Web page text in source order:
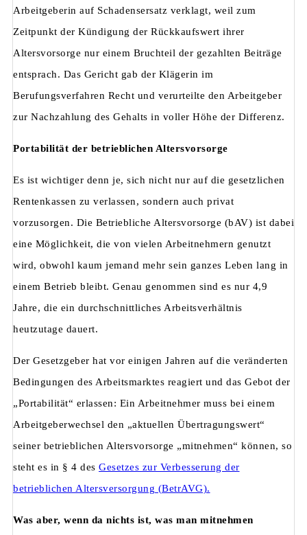
Arbeitgeberin auf Schadensersatz verklagt, weil zum
Zeitpunkt der Kündigung der Rückkaufswert ihrer
Altersvorsorge nur einem Bruchteil der gezahlten Beiträge
entsprach. Das Gericht gab der Klägerin im
Berufungsverfahren Recht und verurteilte den Arbeitgeber
zur Nachzahlung des Gehalts in voller Höhe der Differenz.
Portabilität der betrieblichen Altersvorsorge
Es ist wichtiger denn je, sich nicht nur auf die gesetzlichen
Rentenkassen zu verlassen, sondern auch privat
vorzusorgen. Die Betriebliche Altersvorsorge (bAV) ist dabei
eine Möglichkeit, die von vielen Arbeitnehmern genutzt
wird, obwohl kaum jemand mehr sein ganzes Leben lang in
einem Betrieb bleibt. Genau genommen sind es nur 4,9
Jahre, die ein durchschnittliches Arbeitsverhältnis
heutzutage dauert.
Der Gesetzgeber hat vor einigen Jahren auf die veränderten
Bedingungen des Arbeitsmarktes reagiert und das Gebot der
„Portabilität“ erlassen: Ein Arbeitnehmer muss bei einem
Arbeitgeberwechsel den „aktuellen Übertragungswert“
seiner betrieblichen Altersvorsorge „mitnehmen“ können, so
steht es in § 4 des Gesetzes zur Verbesserung der
betrieblichen Altersversorgung (BetrAVG).
Was aber, wenn da nichts ist, was man mitnehmen